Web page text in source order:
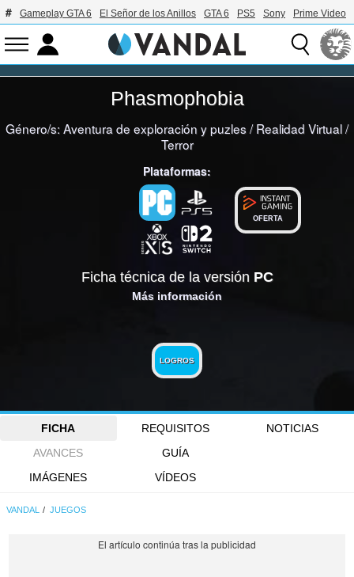
Gameplay GTA 6 El Señor de los Anillos GTA 6 PS5 Sony Prime Video
Phasmophobia
Género/s:Aventura de exploración y puzles/Realidad Virtual/
Terror
Plataformas:
OFERTA
Ficha técnica de la versión PC
Más información
LOGROS
FICHA REQUISITOS
NOTICIAS
AVANCES
GUÍA
IMÁGENES
VÍDEOS
VANDAL JUEGOS